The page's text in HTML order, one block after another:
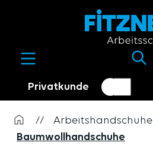
Privatkunde
Kundenumschalter
Händler
// Arbeitshandschuhe
Baumwollhandschuhe